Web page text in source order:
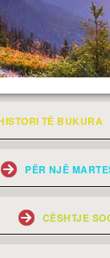
TË BUKURA
PËR NJË
CËSHTJE